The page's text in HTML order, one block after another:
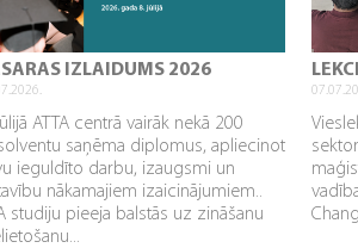
IZLAIDUMS 2026
ATTA centrā vairāk nekā 200
saņēma diplomus, apliecinot
ieguldīto darbu, izaugsmi un
nākamajiem izaicinājumiem..
studiju pieeja balstās uz zināšanu